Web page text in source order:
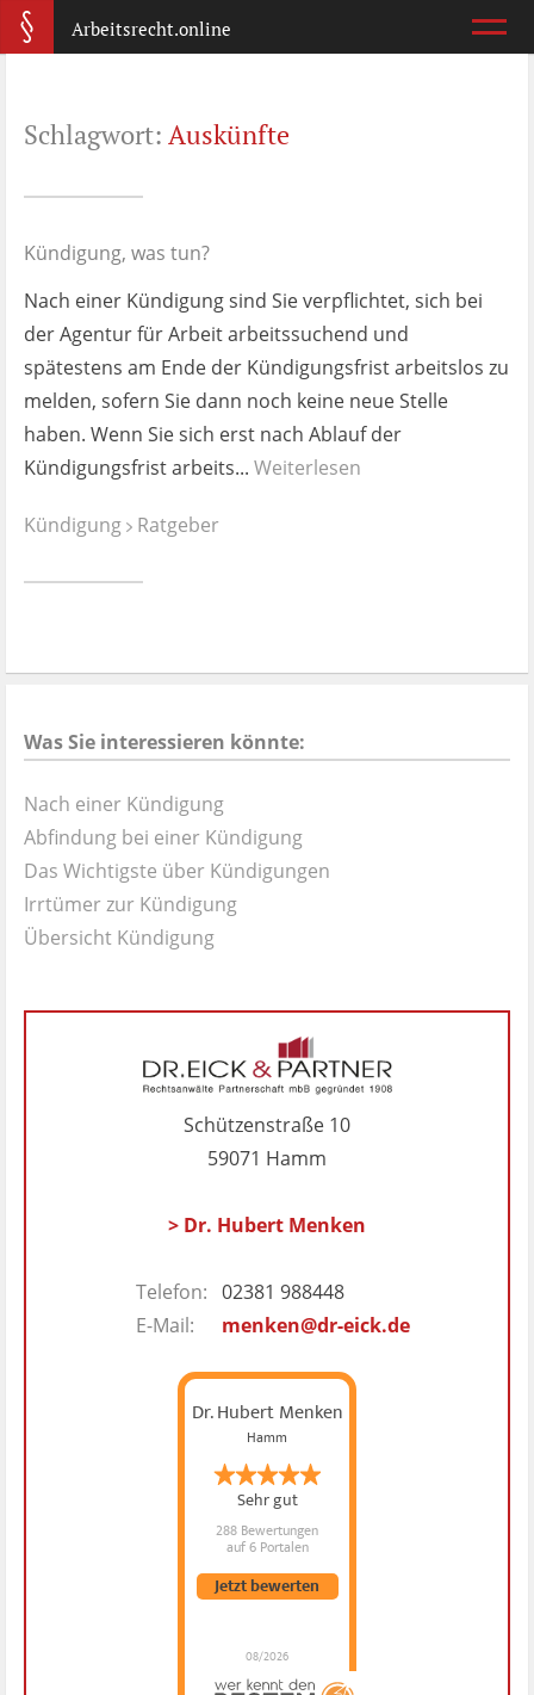
Arbeitsrecht.online
Was ist wichtig?
Wie reagiere ich?
Kündigung
Was jetzt?
Aufhebungsvertrag
Wann lohnt er sich?
Zeugnis
Ist es wirklich gut?
News
Impressum
Datenschutz
Schlagwort: Auskünfte
Kündigung, was tun?
Nach einer Kündigung sind Sie verpflichtet, sich bei
der Agentur für Arbeit arbeitssuchend und
spätestens am Ende der Kündigungsfrist arbeitslos zu
melden, sofern Sie dann noch keine neue Stelle
haben. Wenn Sie sich erst nach Ablauf der
Kündigungsfrist arbeits... Weiterlesen
Kündigung Ratgeber
Was Sie interessieren könnte:
Nach einer Kündigung
Abfindung bei einer Kündigung
Das Wichtigste über Kündigungen
Irrtümer zur Kündigung
Übersicht Kündigung
Schützenstraße 10
59071 Hamm
> Dr. Hubert Menken
Telefon: 02381 988448
E-Mail:
menken@dr-eick.de
Dr. Hubert Menken
Hamm
Sehr gut
288 Bewertungen
auf 6 Portalen
08/2026
Jetzt bewerten